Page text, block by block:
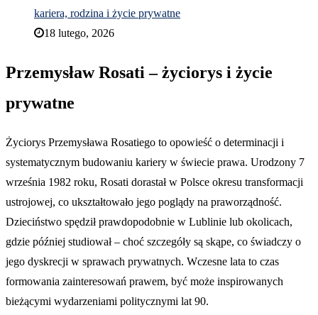
kariera, rodzina i życie prywatne
18 lutego, 2026
Przemysław Rosati – życiorys i życie
prywatne
Życiorys Przemysława Rosatiego to opowieść o determinacji i
systematycznym budowaniu kariery w świecie prawa. Urodzony 7
września 1982 roku, Rosati dorastał w Polsce okresu transformacji
ustrojowej, co ukształtowało jego poglądy na praworządność.
Dzieciństwo spędził prawdopodobnie w Lublinie lub okolicach,
gdzie później studiował – choć szczegóły są skąpe, co świadczy o
jego dyskrecji w sprawach prywatnych. Wczesne lata to czas
formowania zainteresowań prawem, być może inspirowanych
bieżącymi wydarzeniami politycznymi lat 90.